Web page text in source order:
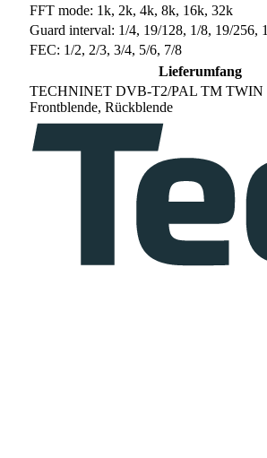
FFT mode: 1k, 2k, 4k, 8k, 16k, 32k
Guard interval: 1/4, 19/128, 1/8, 19/256,
FEC: 1/2, 2/3, 3/4, 5/6, 7/8
Lieferumfang
TECHNINET DVB-T2/PAL TM TWIN
Frontblende, Rückblende